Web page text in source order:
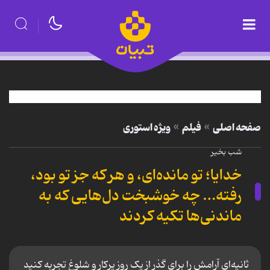
صفحه اصلی فیلم ویژه استوری
شب بخیر
خدایا؛ تو مانده‌ای، و هر که جز تو بود،
رفته… چه خوشبخت دل‌هایی که به
ماندنی‌ها تکیه کردند
ثانیه‌ای آرامش را برای گذر از یک روز پرکار و شلوغ تجربه کنید